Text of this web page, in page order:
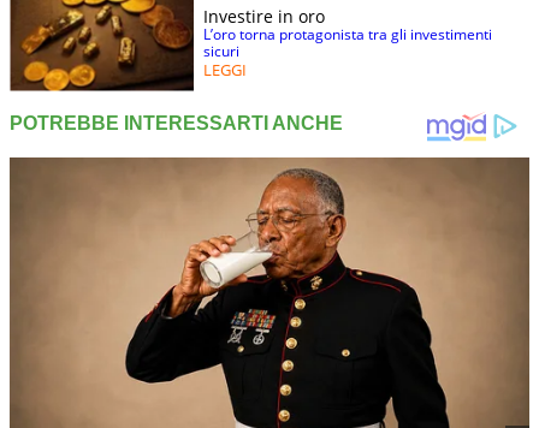
Investire in oro
L’oro torna protagonista tra gli investimenti
sicuri
LEGGI